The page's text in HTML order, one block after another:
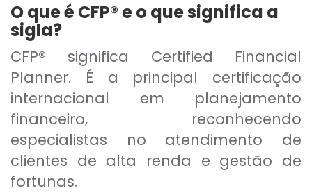
O que é CFP® e o que significa a
sigla?
CFP® significa Certified Financial
Planner. É a principal certificação
internacional em planejamento
financeiro, reconhecendo
especialistas no atendimento de
clientes de alta renda e gestão de
fortunas.